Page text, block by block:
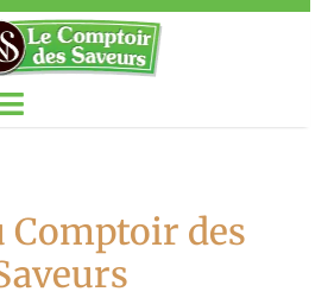
Comptoir des
cookies